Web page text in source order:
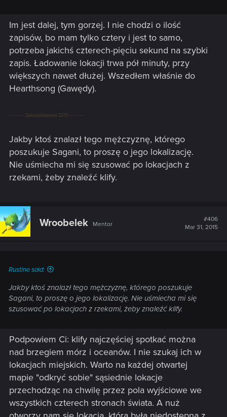
Im jest dalej, tym gorzej. I nie chodzi o ilość
zapisów, bo mam tylko cztery i jest to samo,
potrzeba jakichś czterech-pięciu sekund na szybki
zapis. Ładowanie lokacji trwa pół minuty, przy
większych nawet dłużej. Wszedłem właśnie do
Hearthsong (Gawędy).
---------- Zaktualizowano 22:17 ----------
Jakby ktoś znalazł tego mężczyznę, którego
poszukuje Sagani, to proszę o jego lokalizację.
Nie uśmiecha mi się szusować po lokacjach z
rzekami, żeby znaleźć klify.
Wroobelek Mentor
#406
Mar 31, 2015
Rustine said:
Jakby ktoś znalazł tego mężczyznę, którego poszukuje
Sagani, to proszę o jego lokalizację. Nie uśmiecha mi się
szusować po lokacjach z rzekami, żeby znaleźć klify.
Podpowiem Ci: klify najczęściej spotkać można
nad brzegiem mórz i oceanów. I nie szukaj ich w
lokacjach miejskich. Warto na każdej otwartej
mapie "odkryć sobie" sąsiednie lokacje
przechodząc na chwilę przez pola wyjściowe we
wszystkich czterech stronach świata. A nuż